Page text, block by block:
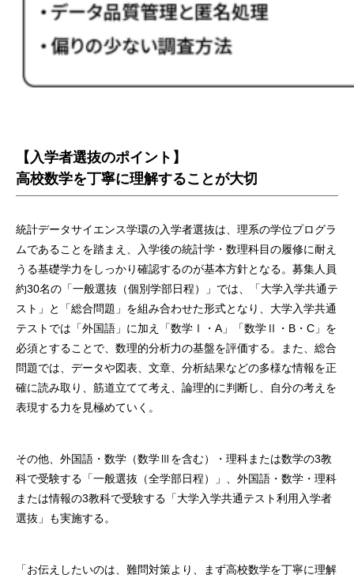
【入学者選抜のポイント】
⾼校数学を丁寧に理解することが⼤切
統計データサイエンス学環の入学者選抜は、理系の学位プログラ
ムであることを踏まえ、⼊学後の統計学・数理科⽬の履修に耐え
うる基礎学⼒をしっかり確認するのが基本方針となる。募集人員
約30名の「一般選抜（個別学部日程）」では、「⼤学⼊学共通テ
スト」と「総合問題」を組み合わせた形式となり、大学入学共通
テストでは「外国語」に加え「数学Ⅰ・A」「数学Ⅱ・B・C」を
必須とすることで、数理的分析⼒の基盤を評価する。また、総合
問題では、データや図表、⽂章、分析結果などの多様な情報を正
確に読み取り、筋道⽴てて考え、論理的に判断し、⾃分の考えを
表現する⼒を⾒極めていく。
その他、外国語・数学（数学Ⅲを含む）・理科または数学の3教
科で受験する「一般選抜（全学部日程）」、外国語・数学・理科
または情報の3教科で受験する「大学入学共通テスト利用入学者
選抜」も実施する。
「お伝えしたいのは、難問対策より、まず⾼校数学を丁寧に理解